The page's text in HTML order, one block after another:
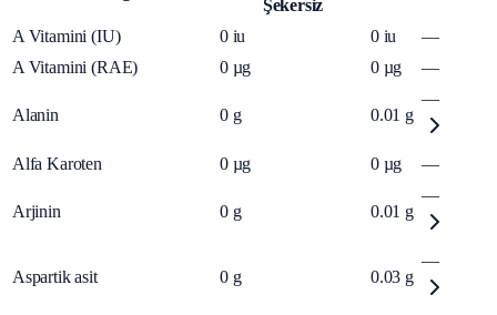
Şekersiz
A Vitamini (IU) 0 iu 0 iu
—
A Vitamini (RAE)
0 µg 0 µg —
Alanin 0 g 0.01 g
—
Alfa Karoten 0 µg 0 µg —
Arjinin 0 g 0.01 g
—
Aspartik asit 0 g 0.03 g
—